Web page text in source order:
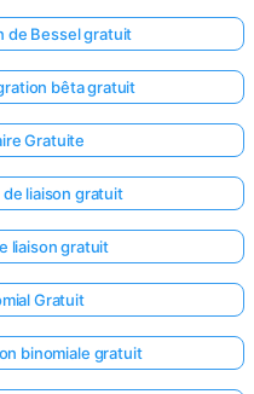
de Bessel gratuit
bêta gratuit
Gratuite
liaison gratuit
liaison gratuit
Gratuit
binomiale gratuit